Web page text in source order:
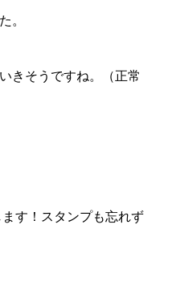
。
きそうですね。（正常
す！スタンプも忘れず